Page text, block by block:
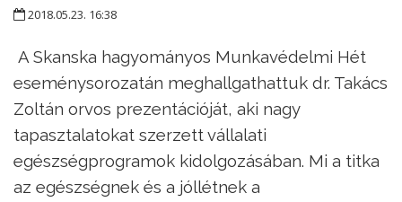
2018.05.23. 16:38
A Skanska hagyományos Munkavédelmi Hét
eseménysorozatán meghallgathattuk dr. Takács
Zoltán orvos prezentációját, aki nagy
tapasztalatokat szerzett vállalati
egészségprogramok kidolgozásában. Mi a titka
az egészségnek és a jóllétnek a